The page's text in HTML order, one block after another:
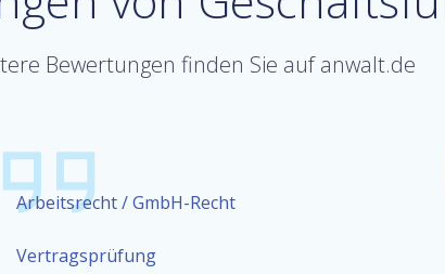
Bewertungen finden Sie auf anwalt.de
Arbeitsrecht /GmbH-Recht
Vertragsprüfung